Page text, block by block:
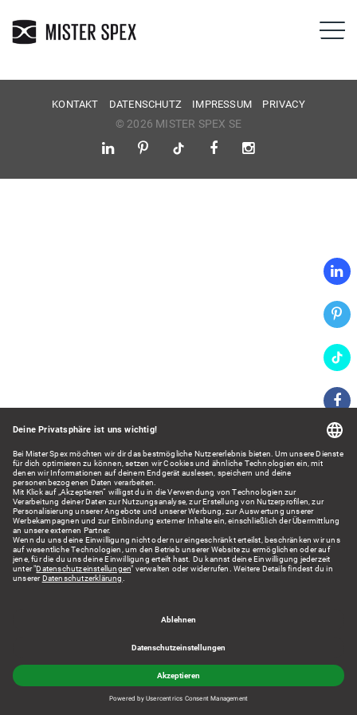
KONTAKT DATENSCHUTZ IMPRESSUM PRIVACY
© 2026 MISTER SPEX SE